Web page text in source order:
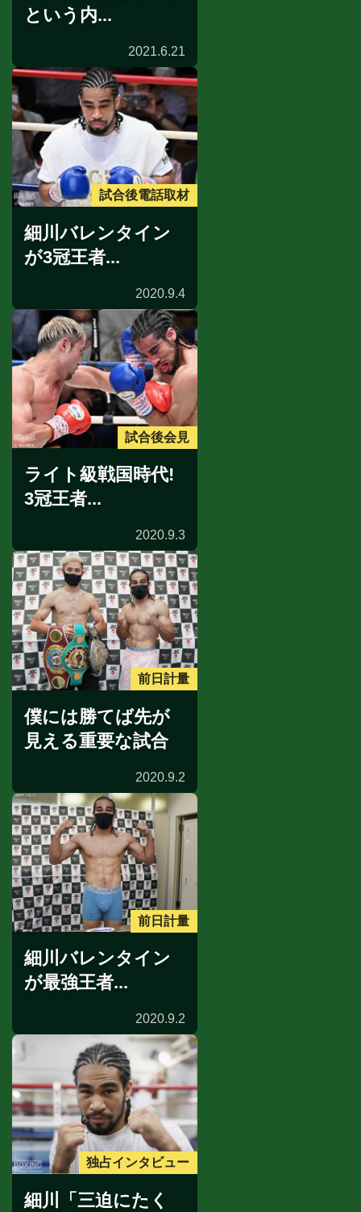
という内...
2021.6.21
試合後電話取材
細川バレンタイン
が3冠王者...
2020.9.4
試合後会見
ライト級戦国時代!
3冠王者...
2020.9.3
前日計量
僕には勝てば先が
見える重要な試合
2020.9.2
前日計量
細川バレンタイン
が最強王者...
2020.9.2
独占インタビュー
細川「三迫にたく